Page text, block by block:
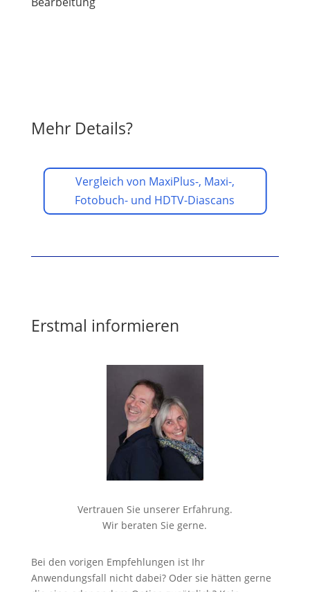
Mehr Details?
Vergleich von MaxiPlus-, Maxi-,
Fotobuch- und HDTV-Diascans
Erstmal informieren
Vertrauen Sie unserer Erfahrung.
Wir beraten Sie gerne.
Bei den vorigen Empfehlungen ist Ihr
Anwendungsfall nicht dabei? Oder sie hätten gerne